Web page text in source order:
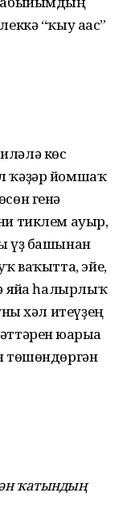
“ҡыу ағас”
көс
ҡәҙәр йомшаҡ
генә
тиклем ауыр,
үҙ башынан
ваҡытта, эйе,
яйға һалырлыҡ
хәл итеүҙең
юғарыға
төшөндөргән
ҡатындың